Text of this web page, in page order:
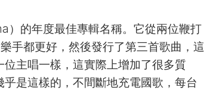
）的年度最佳專輯名稱。它從兩位鞭打
手都更好，然後發行了第三首歌曲，這
主唱一樣，這實際上增加了很多質
是這樣的，不間斷地充電國歌，每台